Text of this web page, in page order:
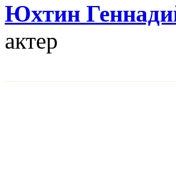
Юхтин
актер